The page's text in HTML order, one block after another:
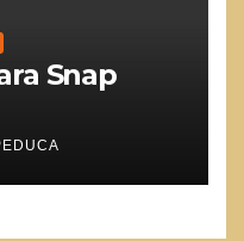
Snap